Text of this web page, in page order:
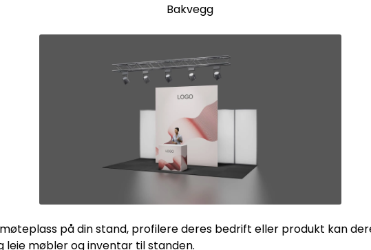
Bakvegg
på din stand, profilere deres bedrift eller produkt kan
leie møbler og inventar til standen.